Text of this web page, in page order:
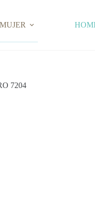
MUJER
7204